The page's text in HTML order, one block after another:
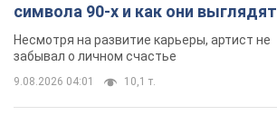
символа 90-х и как они выглядят
Несмотря на развитие карьеры, артист не
забывал о личном счастье
9.08.2026 04:01 10,1 т.